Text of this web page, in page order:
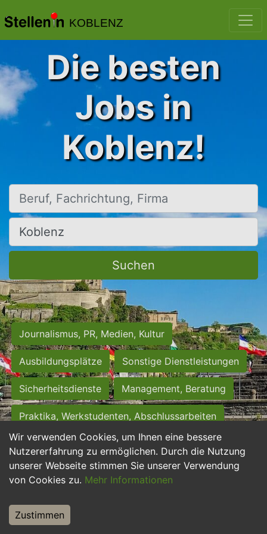
KOBLENZ
Wir verwenden Cookies, um Ihnen eine bessere
Nutzererfahrung zu ermöglichen. Durch die Nutzung
unserer Webseite stimmen Sie unserer Verwendung
von Cookies zu. Mehr Informationen
Zustimmen
Die besten
Jobs in
Koblenz!
Beruf, Fachrichtung, Firma
Ort, Stadt
Suchen
Journalismus, PR, Medien, Kultur
Ausbildungsplätze Sonstige Dienstleistungen
Sicherheitsdienste Management, Beratung
Praktika, Werkstudenten, Abschlussarbeiten
Personalwesen Assistenz, Sekretariat
Hilfskräfte, Aushilfs- und Nebenjobs
Weiterbildung, Studium, duale Ausbildung